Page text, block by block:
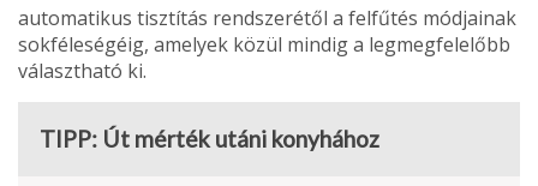
automatikus tisztítás rend­szerétől a felfűtés módjainak
sokféleségéig, amelyek közül mindig a legmegfelelőbb
választható ki.
TIPP: Út mérték utáni konyhához